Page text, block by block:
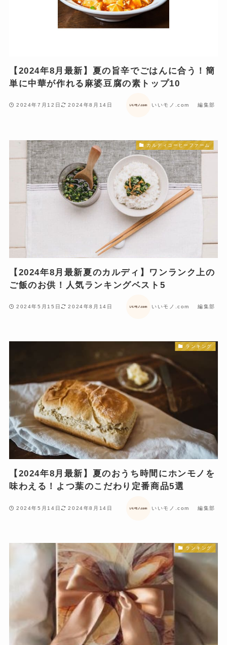
【2024年8月最新】夏の旨辛でごはんに合う！簡
単に中華が作れる麻婆豆腐の素トップ10
2024年7月12日 2024年8月14日 いいモノ.com 編集部
カルディコーヒーファーム
【2024年8月最新夏のカルディ】ワンランク上の
ご飯のお供！人気ランキングベスト5
2024年5月15日 2024年8月14日 いいモノ.com 編集部
ランキング
【2024年8月最新】夏のおうち時間にホンモノを
味わえる！よつ葉のこだわり定番商品5選
2024年5月14日 2024年8月14日 いいモノ.com 編集部
ランキング